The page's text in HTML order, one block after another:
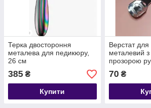
Терка двостороння
металева для педикюру,
26 см
385 ₴
Купити
Верстат
металевий
прозорою
70₴